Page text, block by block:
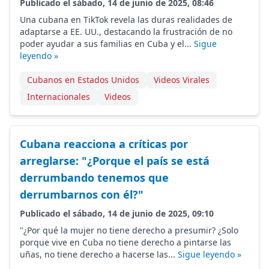
Publicado el sábado, 14 de junio de 2025, 08:46
Una cubana en TikTok revela las duras realidades de
adaptarse a EE. UU., destacando la frustración de no
poder ayudar a sus familias en Cuba y el... Sigue
leyendo »
Cubanos en Estados Unidos
Videos Virales
Internacionales
Videos
Cubana reacciona a críticas por
arreglarse: "¿Porque el país se está
derrumbando tenemos que
derrumbarnos con él?"
Publicado el sábado, 14 de junio de 2025, 09:10
"¿Por qué la mujer no tiene derecho a presumir? ¿Solo
porque vive en Cuba no tiene derecho a pintarse las
uñas, no tiene derecho a hacerse las... Sigue leyendo »